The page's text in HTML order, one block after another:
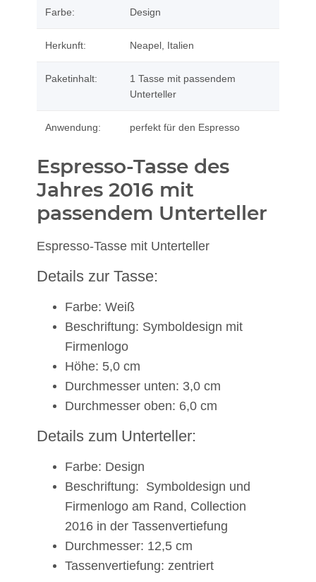
Farbe: Design
Herkunft: Neapel, Italien
Paketinhalt:
1 Tasse mit passendem
Unterteller
Anwendung: perfekt für den Espresso
Espresso-Tasse des
Jahres 2016 mit
passendem Unterteller
Espresso-Tasse mit Unterteller
Details zur Tasse:
Farbe: Weiß
Beschriftung: Symboldesign mit
Firmenlogo
Höhe: 5,0 cm
Durchmesser unten: 3,0 cm
Durchmesser oben: 6,0 cm
Details zum Unterteller:
Farbe: Design
Beschriftung: Symboldesign und
Firmenlogo am Rand, Collection
2016 in der Tassenvertiefung
Durchmesser: 12,5 cm
Tassenvertiefung: zentriert